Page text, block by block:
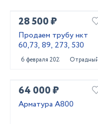
28 500 ₽
Продаем трубу нкт
60,73, 89, 273, 530
6 февраля 2023 Отрадный
64 000 ₽
Арматура А800